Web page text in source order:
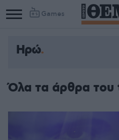
Games
Ηρώ
Όλα τα άρθρα